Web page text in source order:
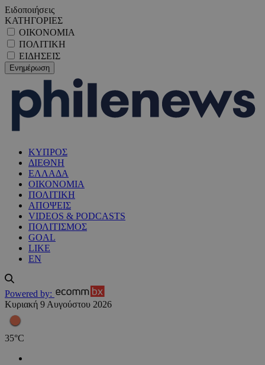
Ειδοποιήσεις
ΚΑΤΗΓΟΡΙΕΣ
ΟΙΚΟΝΟΜΙΑ
ΠΟΛΙΤΙΚΗ
ΕΙΔΗΣΕΙΣ
ΚΥΠΡΟΣ
ΔΙΕΘΝΗ
ΕΛΛΑΔΑ
ΟΙΚΟΝΟΜΙΑ
ΠΟΛΙΤΙΚΗ
ΑΠΟΨΕΙΣ
VIDEOS & PODCASTS
ΠΟΛΙΤΙΣΜΟΣ
GOAL
LIKE
EN
Powered by:
Κυριακή 9 Αυγούστου 2026
35°C